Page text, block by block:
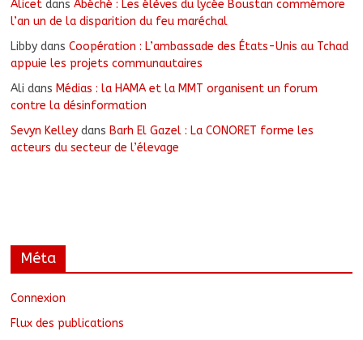
Alicet dansAbéché : Les élèves du lycée Boustan commémore
l’an un de la disparition du feu maréchal
Libby dansCoopération : L’ambassade des États-Unis au Tchad
appuie les projets communautaires
Ali dans Médias : la HAMA et la MMT organisent un forum
contre la désinformation
Sevyn Kelley dans Barh El Gazel : La CONORET forme les
acteurs du secteur de l’élevage
Méta
Connexion
Flux des publications